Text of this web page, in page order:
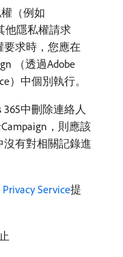
（例如
他隱私權請求
要求時，您應在
（透過Adobe
）中個別執行。
中刪除連絡人
，則應該
有對相關記錄進
Service提